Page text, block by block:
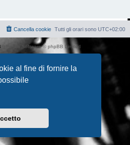
al fine di fornire la
Tutti gli orari sono UTC+02:00
Cancella cookie
® Forum Software © phpBB Limited
ItalianaphpBB-Italia.it
|Condizioni